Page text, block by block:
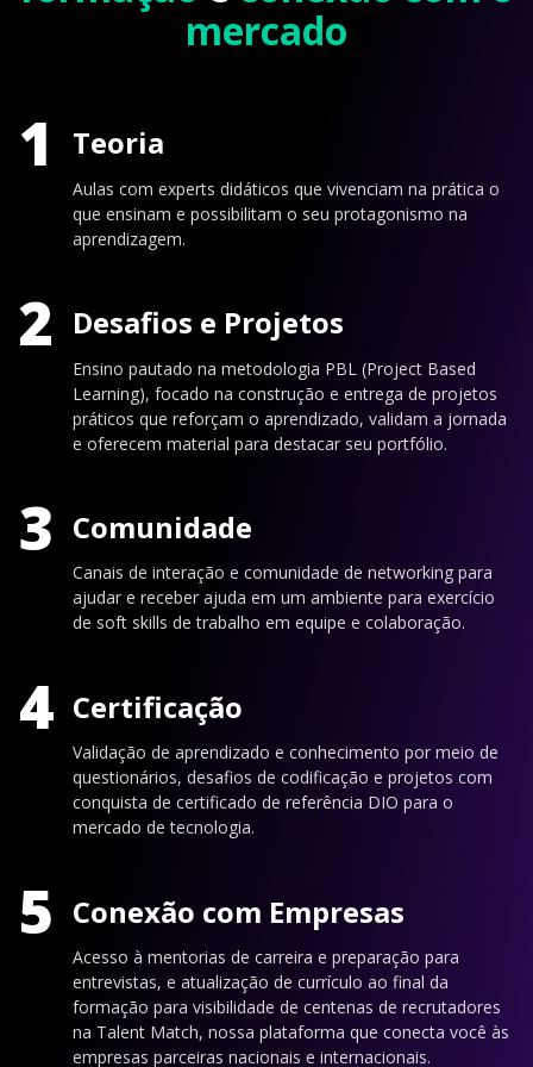
mercado
1 Teoria
Aulas com experts didáticos que vivenciam na prática o
que ensinam e possibilitam o seu protagonismo na
aprendizagem.
2 Desafios e Projetos
Ensino pautado na metodologia PBL (Project Based
Learning), focado na construção e entrega de projetos
práticos que reforçam o aprendizado, validam a jornada
e oferecem material para destacar seu portfólio.
3 Comunidade
Canais de interação e comunidade de networking para
ajudar e receber ajuda em um ambiente para exercício
de soft skills de trabalho em equipe e colaboração.
4 Certificação
Validação de aprendizado e conhecimento por meio de
questionários, desafios de codificação e projetos com
conquista de certificado de referência DIO para o
mercado de tecnologia.
5 Conexão com Empresas
Acesso à mentorias de carreira e preparação para
entrevistas, e atualização de currículo ao final da
formação para visibilidade de centenas de recrutadores
na Talent Match, nossa plataforma que conecta você às
empresas parceiras nacionais e internacionais.